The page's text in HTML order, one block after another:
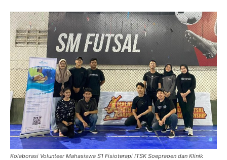
Kolaborasi Volunteer Mahasiswa S1 Fisioterapi ITSK Soepraoen dan Klinik